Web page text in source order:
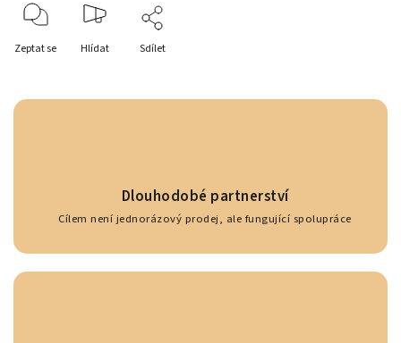
Zeptat se Hlídat Sdílet
Dlouhodobé partnerství
Cílem není jednorázový prodej, ale fungující spolupráce